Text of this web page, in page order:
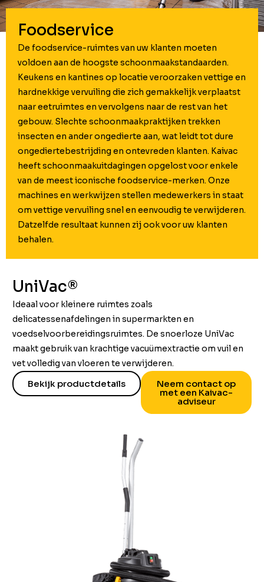
Foodservice
De foodservice-ruimtes van uw klanten moeten
voldoen aan de hoogste schoonmaakstandaarden.
Keukens en kantines op locatie veroorzaken vettige en
hardnekkige vervuiling die zich gemakkelijk verplaatst
naar eetruimtes en vervolgens naar de rest van het
gebouw. Slechte schoonmaakpraktijken trekken
insecten en ander ongedierte aan, wat leidt tot dure
ongediertebestrijding en ontevreden klanten. Kaivac
heeft schoonmaakuitdagingen opgelost voor enkele
van de meest iconische foodservice-merken. Onze
machines en werkwijzen stellen medewerkers in staat
om vettige vervuiling snel en eenvoudig te verwijderen.
Datzelfde resultaat kunnen zij ook voor uw klanten
behalen.
UniVac®
Ideaal voor kleinere ruimtes zoals
delicatessenafdelingen in supermarkten en
voedselvoorbereidingsruimtes. De snoerloze UniVac
maakt gebruik van krachtige vacuümextractie om vuil en
vet volledig van vloeren te verwijderen.
Bekijk productdetails Neem contact op
met een Kaivac-
adviseur